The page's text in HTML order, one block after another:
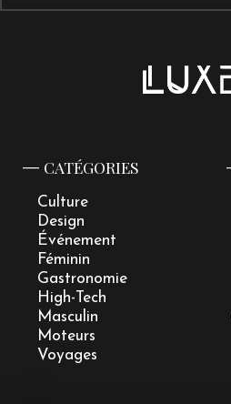
CATÉGORIES
Culture
Design
Événement
Féminin
Gastronomie
High-Tech
Masculin
Moteurs
Voyages